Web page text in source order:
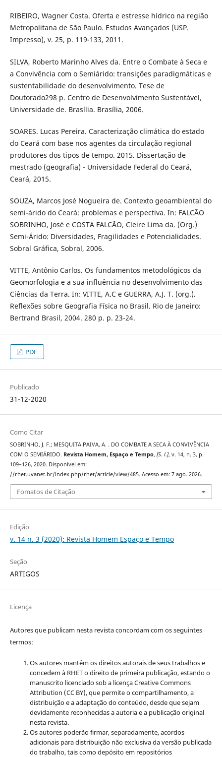
RIBEIRO, Wagner Costa. Oferta e estresse hídrico na região
Metropolitana de São Paulo. Estudos Avançados (USP.
Impresso), v. 25, p. 119-133, 2011.
SILVA, Roberto Marinho Alves da. Entre o Combate à Seca e
a Convivência com o Semiárido: transições paradigmáticas e
sustentabilidade do desenvolvimento. Tese de
Doutorado298 p. Centro de Desenvolvimento Sustentável,
Universidade de. Brasília. Brasília, 2006.
SOARES. Lucas Pereira. Caracterização climática do estado
do Ceará com base nos agentes da circulação regional
produtores dos tipos de tempo. 2015. Dissertação de
mestrado (geografia) - Universidade Federal do Ceará,
Ceará, 2015.
SOUZA, Marcos José Nogueira de. Contexto geoambiental do
semi-árido do Ceará: problemas e perspectiva. In: FALCÃO
SOBRINHO, José e COSTA FALCÃO, Cleire Lima da. (Org.)
Semi-Árido: Diversidades, Fragilidades e Potencialidades.
Sobral Gráfica, Sobral, 2006.
VITTE, Antônio Carlos. Os fundamentos metodológicos da
Geomorfologia e a sua influência no desenvolvimento das
Ciências da Terra. In: VITTE, A.C e GUERRA, A.J. T. (org.).
Reflexões sobre Geografia Física no Brasil. Rio de Janeiro:
Bertrand Brasil, 2004. 280 p. p. 23-24.
PDF
Publicado
31-12-2020
Como Citar
SOBRINHO, J. F.; MESQUITA PAIVA, A. . DO COMBATE A SECA À CONVIVÊNCIA
COM O SEMIÁRIDO. Revista Homem, Espaço e Tempo, [S. l.], v. 14, n. 3, p.
109–126, 2020. Disponível em:
//rhet.uvanet.br/index.php/rhet/article/view/485. Acesso em: 7 ago. 2026.
Fomatos de Citação
Edição
v. 14 n. 3 (2020): Revista Homem Espaço e Tempo
Seção
ARTIGOS
Licença
Autores que publicam nesta revista concordam com os seguintes
termos:
Os autores mantêm os direitos autorais de seus trabalhos e
concedem à RHET o direito de primeira publicação, estando o
manuscrito licenciado sob a licençaCreative Commons
Attribution (CC BY), que permite o compartilhamento, a
distribuição e a adaptação do conteúdo, desde que sejam
devidamente reconhecidas a autoria e a publicação original
nesta revista.
Os autores poderão firmar, separadamente, acordos
adicionais para distribuição não exclusiva da versão publicada
do trabalho, tais como depósito em repositórios